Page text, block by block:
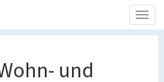
und